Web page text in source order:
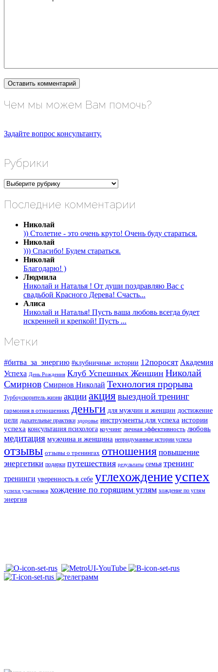
Чем мы можем Вам помочь?
Задайте вопрос консультанту.
Рубрики
Рубрики
Последние комментарии
Николай
)) Столетие - это очень круто! Очень буду стараться.
Николай
))) Спасибо! Будем стараться.
Николай
Благодарю! )
Людмила
Николай и Наталья ! От души поздравляю Вас с
свадьбой Красного Дерева! Счасть...
Алиса
Николай и Наталья! Пусть ваша любовь всегда будет
искренней и крепкой! Пусть ...
Метки
#битва_за_энергию #клубничные_истории 12поросят Академия
Успеха День Рождения Клуб Успешных Женщин Николай
Смирнов Смирнов Николай Технология прорыва
Турбоускоритель жизни акцииакция выездной тренинг
гармония в отношениях деньги для мужчин и женщин достижение
цели дыхательные практики здоровье инструменты для успеха истории
успеха консультация психолога коучинг личная эффективность любовь
медитация мужчина и женщина непридуманные истории успеха
отзывы отзывы о тренингах отношения повышение
энергетики подарки путешествия результаты семья тренинг
тренинги уверенность в себе углехождениеуспех
успехи участников хождение по горящим углям хождение по углям
энергия